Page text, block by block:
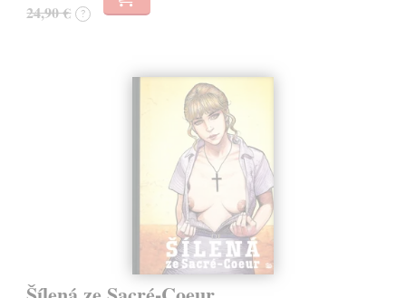
24,90 € ?